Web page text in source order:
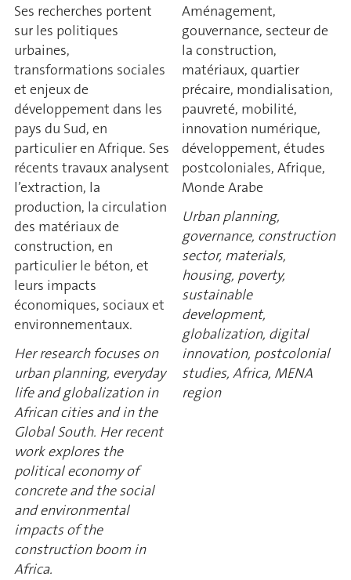
Ses recherches portent
sur les politiques
urbaines,
transformations sociales
et enjeux de
développement dans les
pays du Sud, en
particulier en Afrique. Ses
récents travaux analysent
l’extraction, la
production, la circulation
des matériaux de
construction, en
particulier le béton, et
leurs impacts
économiques, sociaux et
environnementaux.
Her research focuses on
urban planning, everyday
life and globalization in
African cities and in the
Global South. Her recent
work explores the
political economy of
concrete and the social
and environmental
impacts of the
construction boom in
Africa.
Aménagement,
gouvernance, secteur de
la construction,
matériaux, quartier
précaire, mondialisation,
pauvreté, mobilité,
innovation numérique,
développement, études
postcoloniales, Afrique,
Monde Arabe
Urban planning,
governance, construction
sector, materials,
housing, poverty,
sustainable
development,
globalization, digital
innovation, postcolonial
studies, Africa, MENA
region